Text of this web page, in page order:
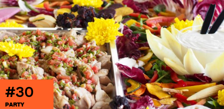
#30
PARTY